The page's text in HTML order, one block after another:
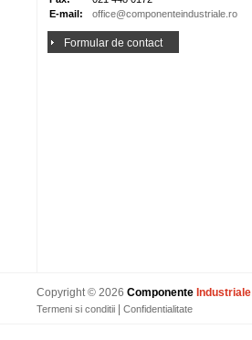
E-mail:
office@componenteindustriale.ro
Formular de contact
Copyright © 2026 Componente Industriale
Termeni si conditii | Confidentialitate